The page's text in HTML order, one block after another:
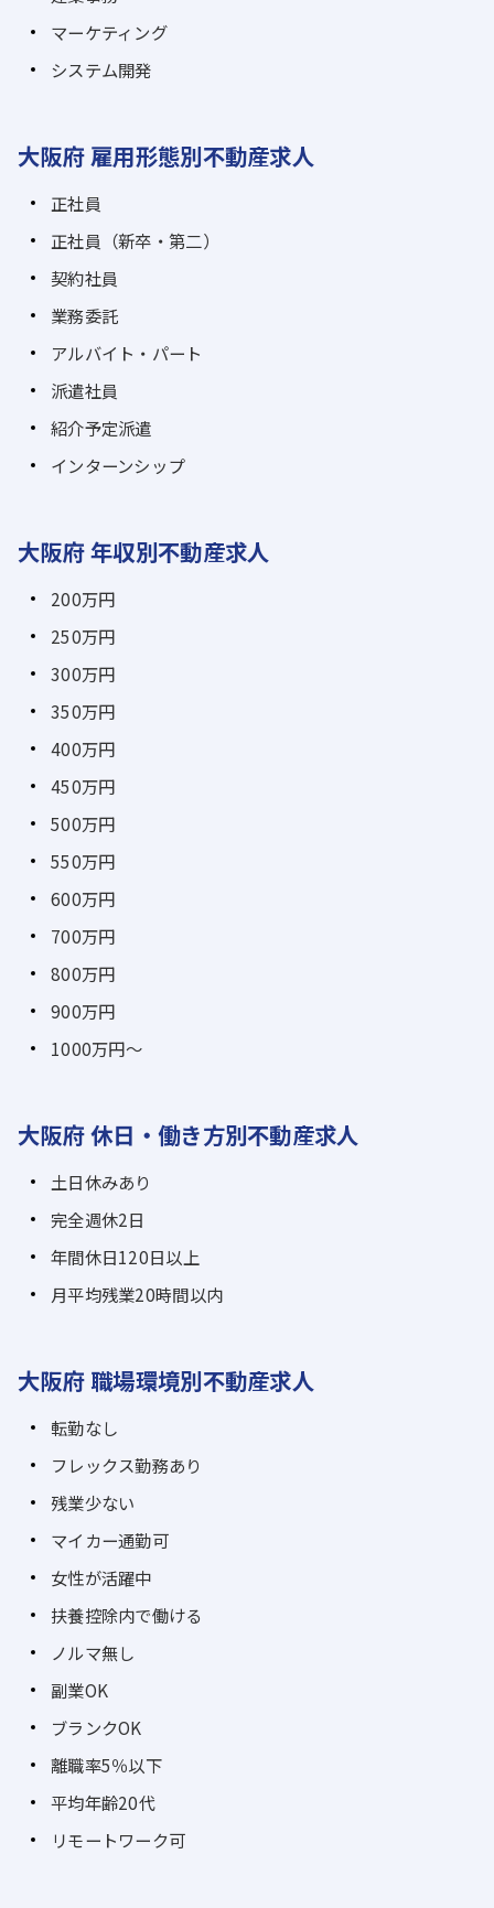
マーケティング
システム開発
大阪府 雇用形態別不動産求人
正社員
正社員（新卒・第二）
契約社員
業務委託
アルバイト・パート
派遣社員
紹介予定派遣
インターンシップ
大阪府 年収別不動産求人
200万円
250万円
300万円
350万円
400万円
450万円
500万円
550万円
600万円
700万円
800万円
900万円
1000万円～
大阪府 休日・働き方別不動産求人
土日休みあり
完全週休2日
年間休日120日以上
月平均残業20時間以内
大阪府 職場環境別不動産求人
転勤なし
フレックス勤務あり
残業少ない
マイカー通勤可
女性が活躍中
扶養控除内で働ける
ノルマ無し
副業OK
ブランクOK
離職率5％以下
平均年齢20代
リモートワーク可